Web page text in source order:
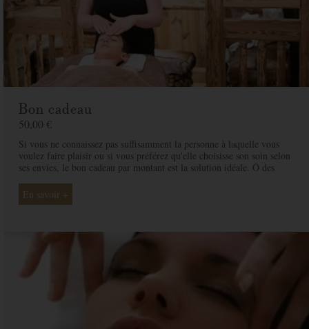
Bon cadeau
50,00 €
Si vous ne connaissez pas suffisamment la personne à laquelle vous
voulez faire plaisir ou si vous préférez qu'elle choisisse son soin selon
ses envies, le bon cadeau par montant est la solution idéale. Ô des
proche et ainsi rendre ce moment exceptionnel.
En savoir +